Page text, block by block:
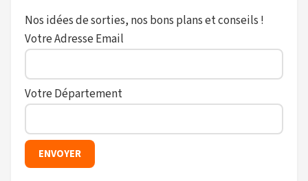
Nos idées de sorties, nos bons plans et conseils !
Votre Adresse Email
Votre Département